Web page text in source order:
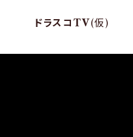
ドラスコTV(仮)